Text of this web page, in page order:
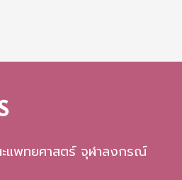
แพทยศาสตร์ จุฬาลงกรณ์